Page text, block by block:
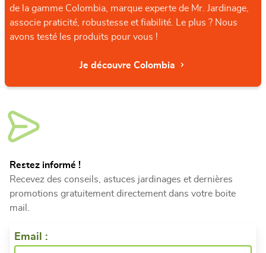
de la gamme Colombia, marque experte de Mr. Jardinage,
associe praticité, robustesse et fiabilité. Le plus ? Nous
avons testé les produits pour vous !
Je découvre Colombia
Restez informé !
Recevez des conseils, astuces jardinages et dernières
promotions gratuitement directement dans votre boite
mail.
Email :